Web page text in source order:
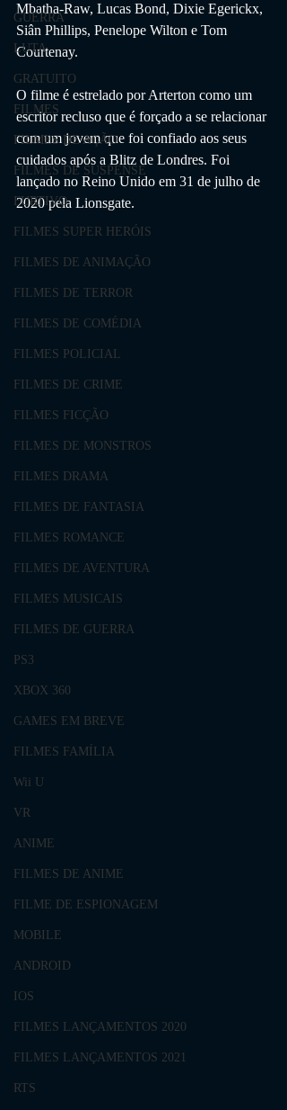
GUERRA
LUTA
GRATUITO
FILMES
FILMES DE AÇÃO
FILMES DE SUSPENSE
FURTIVO
FILMES SUPER HERÓIS
FILMES DE ANIMAÇÃO
FILMES DE TERROR
FILMES DE COMÉDIA
FILMES POLICIAL
FILMES DE CRIME
FILMES FICÇÃO
FILMES DE MONSTROS
FILMES DRAMA
FILMES DE FANTASIA
FILMES ROMANCE
FILMES DE AVENTURA
FILMES MUSICAIS
FILMES DE GUERRA
PS3
XBOX 360
GAMES EM BREVE
FILMES FAMÍLIA
Wii U
VR
ANIME
FILMES DE ANIME
FILME DE ESPIONAGEM
MOBILE
ANDROID
IOS
FILMES LANÇAMENTOS 2020
FILMES LANÇAMENTOS 2021
RTS
Mbatha-Raw, Lucas Bond, Dixie Egerickx,
Siân Phillips, Penelope Wilton e Tom
Courtenay.
O filme é estrelado por Arterton como um
escritor recluso que é forçado a se relacionar
com um jovem que foi confiado aos seus
cuidados após a Blitz de Londres. Foi
lançado no Reino Unido em 31 de julho de
2020 pela Lionsgate.